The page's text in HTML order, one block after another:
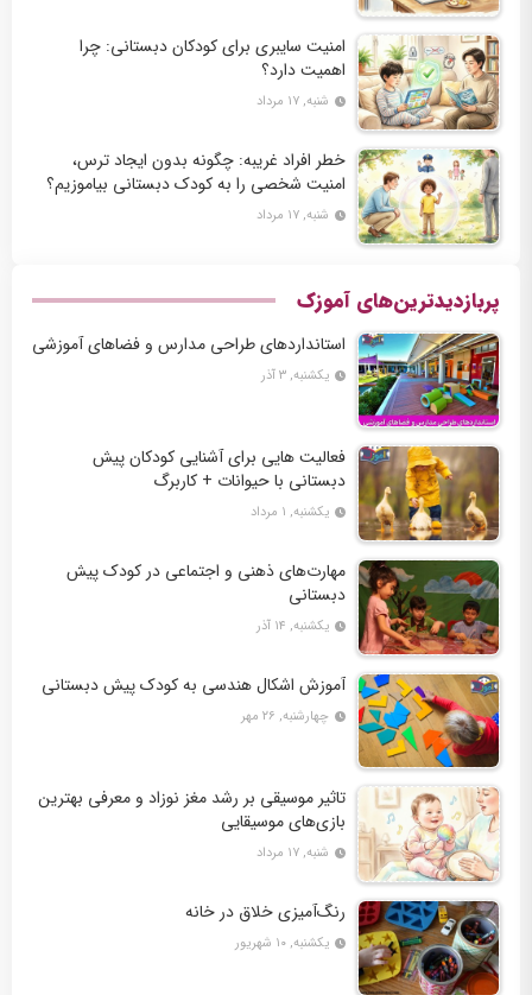
امنیت سایبری برای کودکان دبستانی: چرا
اهمیت دارد؟
شنبه, ۱۷ مرداد
خطر افراد غریبه: چگونه بدون ایجاد ترس،
امنیت شخصی را به کودک دبستانی بیاموزیم؟
شنبه, ۱۷ مرداد
پربازدیدترین‌های آموزک
استانداردهای طراحی مدارس و فضاهای آموزشی
یکشنبه, ۳ آذر
فعالیت‌ هایی برای آشنایی کودکان پیش
دبستانی با حیوانات + کاربرگ
یکشنبه, ۱ مرداد
مهارت‌های ذهنی و اجتماعی در کودک پیش
دبستانی
یکشنبه, ۱۴ آذر
آموزش اشکال هندسی به کودک پیش ‌دبستانی
چهارشنبه, ۲۶ مهر
تاثیر موسیقی بر رشد مغز نوزاد و معرفی بهترین
بازی‌های موسیقایی
شنبه, ۱۷ مرداد
رنگ‌آمیزی خلاق در خانه
یکشنبه, ۱۰ شهریور